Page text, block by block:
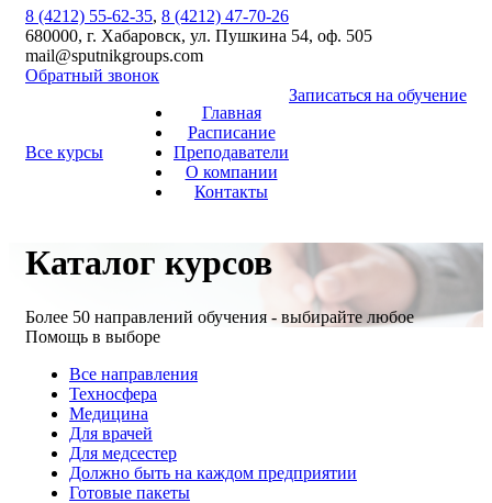
8 (4212) 55-62-35, 8 (4212) 47-70-26
680000, г. Хабаровск, ул. Пушкина 54, оф. 505
mail@sputnikgroups.com
Обратный звонок
Все курсы
Главная
Расписание
Преподаватели
О компании
Контакты
Записаться на обучение
Каталог курсов
Более 50 направлений обучения - выбирайте любое
Помощь в выборе
Все направления
Техносфера
Медицина
Для врачей
Для медсестер
Должно быть на каждом предприятии
Готовые пакеты